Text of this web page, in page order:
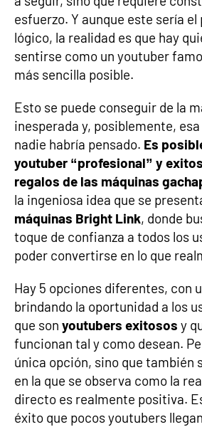
esfuerzo. Y aunque este sería
lógico, la realidad es que hay
sentirse como un youtuber
más sencilla posible.
Esto se puede conseguir de la
inesperada y, posiblemente,
nadie habría pensado. Es
youtuber “profesional” y
regalos de las máquinas
la ingeniosa idea que se
máquinas Bright Link, donde
toque de confianza a todos los
poder convertirse en lo que
Hay 5 opciones diferentes, con
brindando la oportunidad a los
que son youtubers exitosos y
funcionan tal y como desean.
única opción, sino que también
en la que se observa como la
directo es realmente positiva.
éxito que pocos youtubers